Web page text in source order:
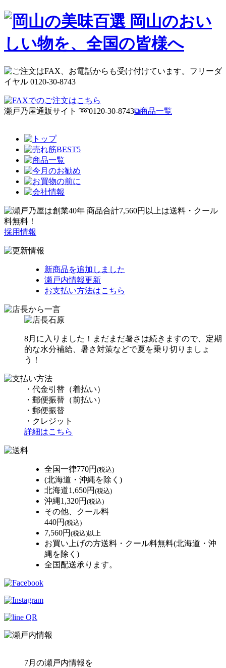
瀬戸乃屋通販サイト ➿0120-30-8743⧉商品一覧
採用情報
新商品を追加しました
瀬戸内情報更新
お支払い方法はこちら
8月に入りました！まだまだ暑さは続きますので、定期
的な水分補給、暑さ対策などで夏を乗り切りましょ
う！
・代金引替（着払い）
・郵便振替（前払い）
・郵便振替
・クレジット
詳細はこちら
全国一律770円 (税込)
(北海道・沖縄を除く)
北海道1,650円 (税込)
沖縄1,320円 (税込)
その他、クール料
440円 (税込)
7,560円 (税込)以上
お買い上げの方送料・クール料無料(北海道・沖
縄を除く)
全国配送承ります。
7月の瀬戸内情報を